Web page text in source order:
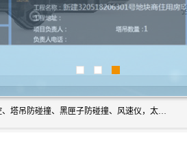
上海宇叶电子科技有限公司是吊钩视频监控、升降机监控、卸料平台监控、塔吊防碰撞、黑匣子防碰撞、风速仪，太阳能障碍灯安全提示灯等一系列升降机的常用配件产品专业研发生产加工的公司，拥有完整、科学的质量管理体系。